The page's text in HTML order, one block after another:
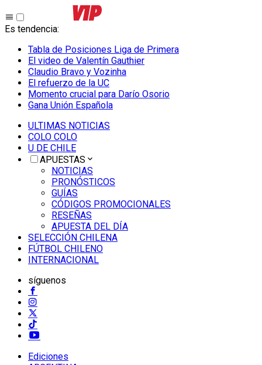
Es tendencia:
Tabla de Posiciones Liga de Primera
El video de Valentín Gauthier
Claudio Bravo y Vozinha
El refuerzo de la UC
Momento crucial para Darío Osorio
Gana Unión Española
ULTIMAS NOTICIAS
COLO COLO
U DE CHILE
APUESTAS
NOTICIAS
PRONÓSTICOS
GUÍAS
CÓDIGOS PROMOCIONALES
RESEÑAS
APUESTA DEL DÍA
SELECCIÓN CHILENA
FÚTBOL CHILENO
INTERNACIONAL
síguenos
Ediciones